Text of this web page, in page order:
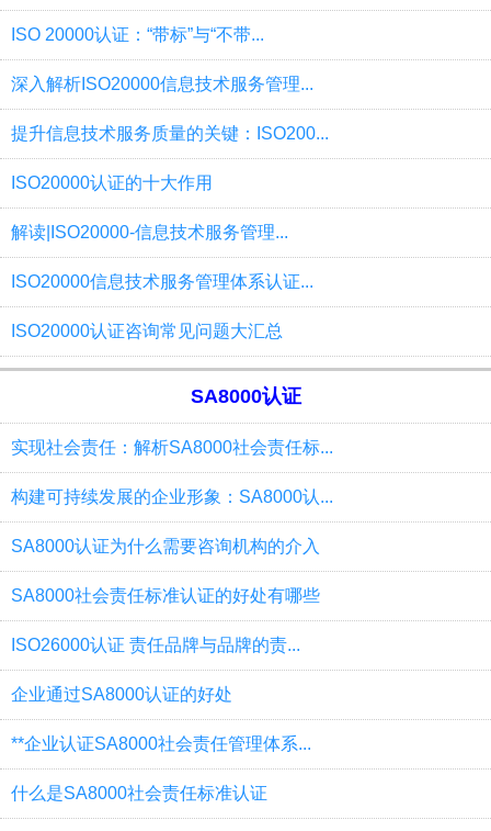
ISO 20000认证：“带标”与“不带...
深入解析ISO20000信息技术服务管理...
提升信息技术服务质量的关键：ISO200...
ISO20000认证的十大作用
解读|ISO20000-信息技术服务管理...
ISO20000信息技术服务管理体系认证...
ISO20000认证咨询常见问题大汇总
SA8000认证
实现社会责任：解析SA8000社会责任标...
构建可持续发展的企业形象：SA8000认...
SA8000认证为什么需要咨询机构的介入
SA8000社会责任标准认证的好处有哪些
ISO26000认证 责任品牌与品牌的责...
企业通过SA8000认证的好处
**企业认证SA8000社会责任管理体系...
什么是SA8000社会责任标准认证